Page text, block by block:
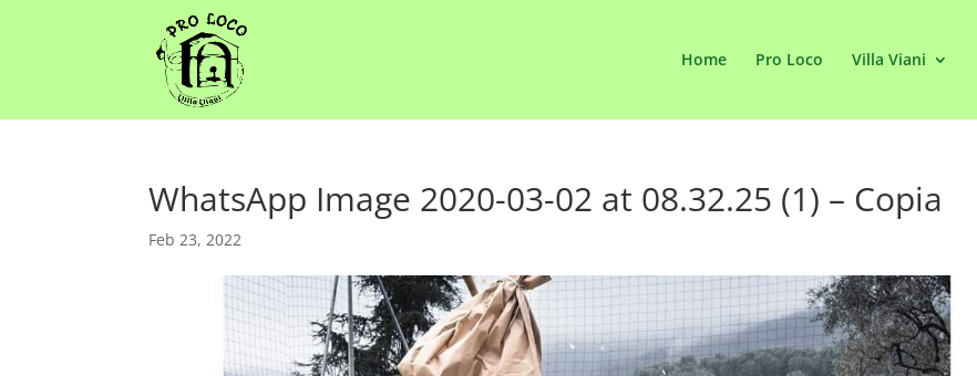
Home Pro Loco Villa Viani
WhatsApp Image 2020-03-02 at 08.32.25 (1) – Copia
Feb 23, 2022